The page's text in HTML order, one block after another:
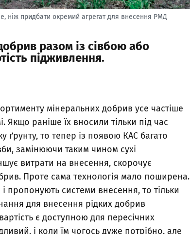
ніж придбати окремий агрегат для внесення РМД
разом із сівбою або
підживлення.
мінеральних добрив усе частіше
Якщо раніше їх вносили тільки під час
ґрунту, то тепер із появою КАС багато
замінюючи таким чином сухі
витрати на внесення, скорочує
Проте сама технологія мало поширена.
пропонують системи внесення, то тільки
для внесення рідких добрив
є доступною для пересічних
і коли їм чогось дуже потрібно, але